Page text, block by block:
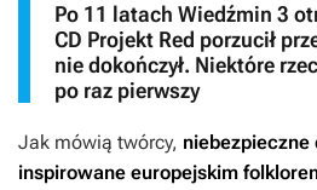
Po 11 latach Wiedźmin 3
CD Projekt Red porzucił
nie dokończył. Niektóre
po raz pierwszy
Jak mówią twórcy, niebezpieczne
inspirowane europejskim